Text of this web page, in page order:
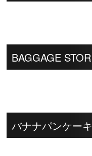
BAGGAGE
バナナパンケー